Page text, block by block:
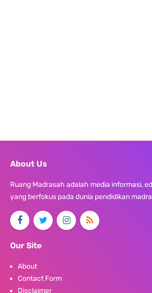
About Us
Ruang Madrasah adalah media informasi,
yang berfokus pada dunia pendidikan
Our Site
About
Contact Form
Disclaimer